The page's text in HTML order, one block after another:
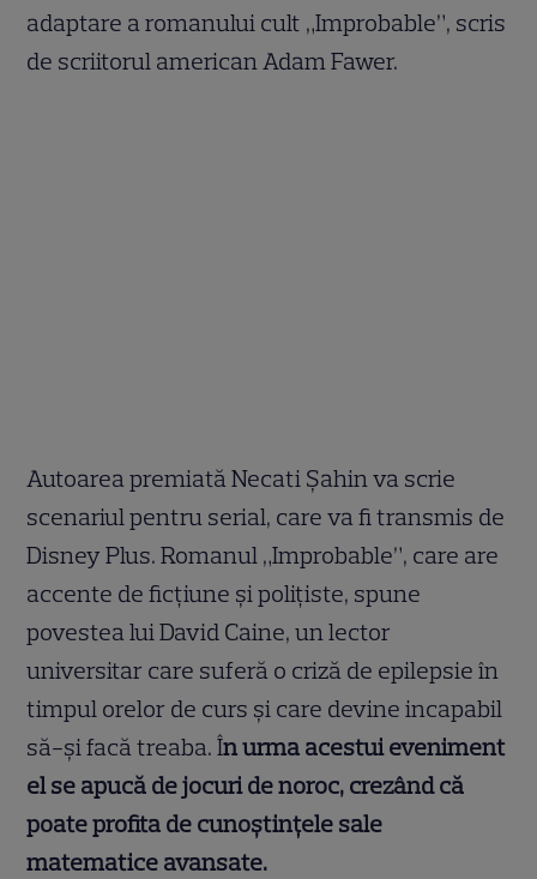
adaptare a romanului cult „Improbable”, scris
de scriitorul american Adam Fawer.
Autoarea premiată Necati Şahin va scrie
scenariul pentru serial, care va fi transmis de
Disney Plus. Romanul „Improbable”, care are
accente de ficțiune și polițiste, spune
povestea lui David Caine, un lector
universitar care suferă o criză de epilepsie în
timpul orelor de curs și care devine incapabil
să-și facă treaba. În urma acestui eveniment
el se apucă de jocuri de noroc, crezând că
poate profita de cunoștințele sale
matematice avansate.